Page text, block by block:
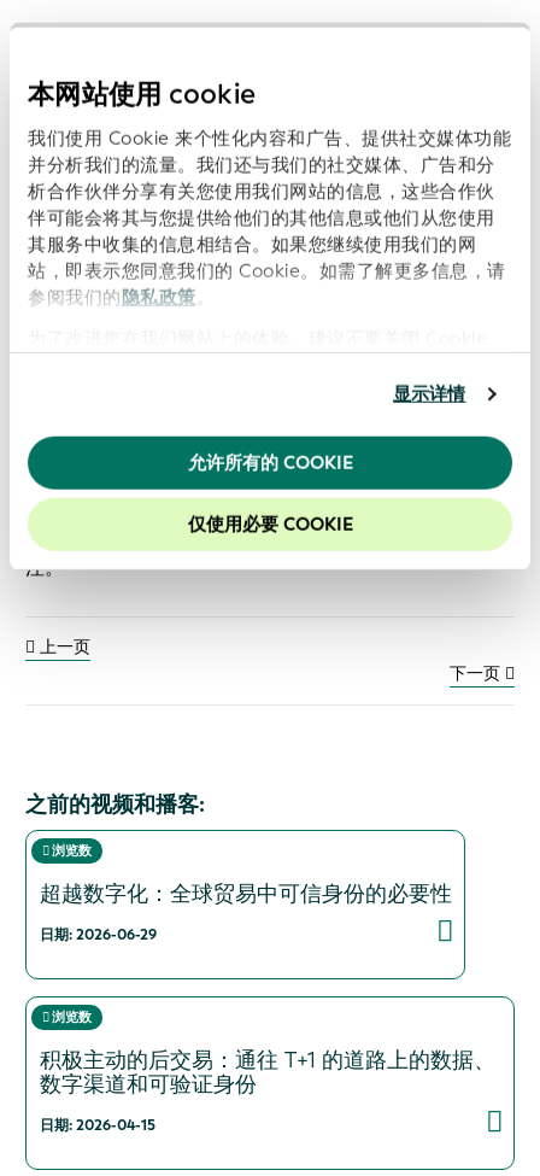
本网站使用 cookie
我们使用 Cookie 来个性化内容和广告、提供社交媒体功能
并分析我们的流量。我们还与我们的社交媒体、广告和分
析合作伙伴分享有关您使用我们网站的信息，这些合作伙
伴可能会将其与您提供给他们的其他信息或他们从您使用
其服务中收集的信息相结合。如果您继续使用我们的网
站，即表示您同意我们的 Cookie。如需了解更多信息，请
参阅我们的隐私政策 。
显示详情
允许所有的 COOKIE
仅使用必要 COOKIE
ISIN 如何通过系统性审查和市场反馈，在 40 多年的时
间里始终保持其适用性
在哪些方面仍存在覆盖空白，包括贷款和数字资产
LSEG 在 GLEIF 的全球 vLEI 黑客马拉松上的获奖项目
如何减少身份解决过程中的摩擦？
为什么向去中心化金融的转变将是一种演变，而不是突
什么是 "一件事"？劳拉-斯坦利（Laura Stanley）："身份
要。
请在 Apple Podcasts、Spotify 或 YouTube 上收听本集
及即将播出的所有《Trust Talks》节目。立即订阅或关
注。
上一页
下一页
之前的视频和播客:
浏览数
超越数字化：全球贸易中可信身份的必要性
日期: 2026-06-29
浏览数
积极主动的后交易：通往 T+1 的道路上的数据、
数字渠道和可验证身份
日期: 2026-04-15